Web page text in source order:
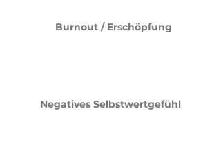
Burnout / Erschöpfung
Negatives Selbstwertgefühl